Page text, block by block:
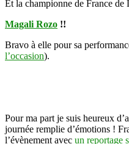
Et la championne de France
Magali Rozo !!
Bravo à elle pour sa
l’occasion).
Pour ma part je suis heureux
journée remplie d’émotions !
l’évènement avec un reportage